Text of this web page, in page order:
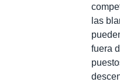
las
fuera